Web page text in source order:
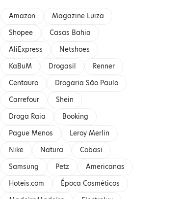
Amazon
Magazine Luiza
Shopee
Casas Bahia
AliExpress
Netshoes
KaBuM
Drogasil
Renner
Centauro
Drogaria São Paulo
Carrefour
Shein
Droga Raia
Booking
Pague Menos
Leroy Merlin
Nike
Natura
Cobasi
Samsung
Petz
Americanas
Hoteis.com
Época Cosméticos